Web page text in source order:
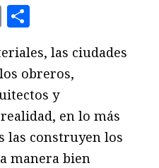
Email
las ciudades
obreros,
y
en lo más
las construyen los
manera bien